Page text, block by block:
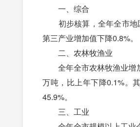
一、综合
初步核算，全年全市地
第三产业增加值下降0.8%。
二、农林牧渔业
全年全市农林牧渔业增加
万吨，比上年下降0.1%。
45.9%。
三、工业